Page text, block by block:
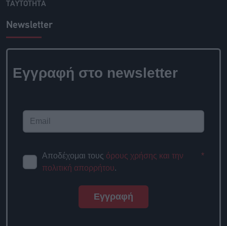
ΤΑΥΤΟΤΗΤΑ
Newsletter
Εγγραφή στο newsletter
Αποδέχομαι τους όρους χρήσης και την
πολιτική απορρήτου.
*
Εγγραφή